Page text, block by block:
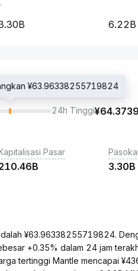
6.22B
¥63.96338255719824
24h Tinggi¥
Pasar
3.30B
¥63.96338255719824.
+0.35% dalam 24 jam
tertinggi Mantle mencapai